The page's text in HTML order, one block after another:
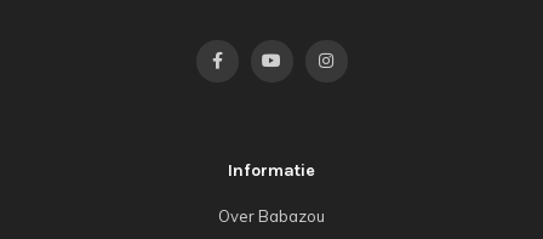
Informatie
Over Babazou